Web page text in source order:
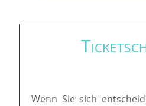
Wenn Sie sich